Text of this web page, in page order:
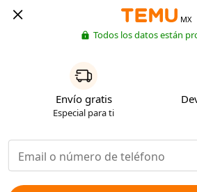
MX
Todos los datos están
Envío gratis
Especial para ti